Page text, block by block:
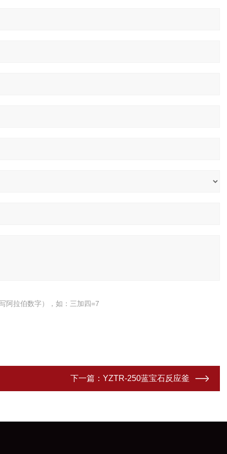
阿拉伯数字），如：三加四=7
下一篇： YZTR-250蓝宝石反应釜